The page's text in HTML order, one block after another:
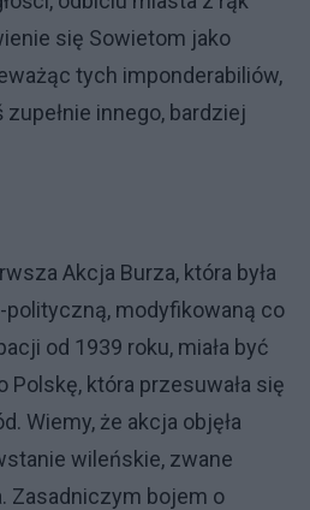
się Sowietom jako
tych imponderabiliów,
innego, bardziej
Akcja Burza, która była
modyfikowaną co
od 1939 roku, miała być
która przesuwała się
Wiemy, że akcja objęła
wileńskie, zwane
Zasadniczym bojem o